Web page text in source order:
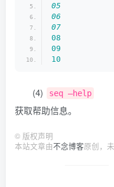
05
06
07
08
09
10
(4) seq –help
获取帮助信息。
© 版权声明
本站文章由不念博客原创，